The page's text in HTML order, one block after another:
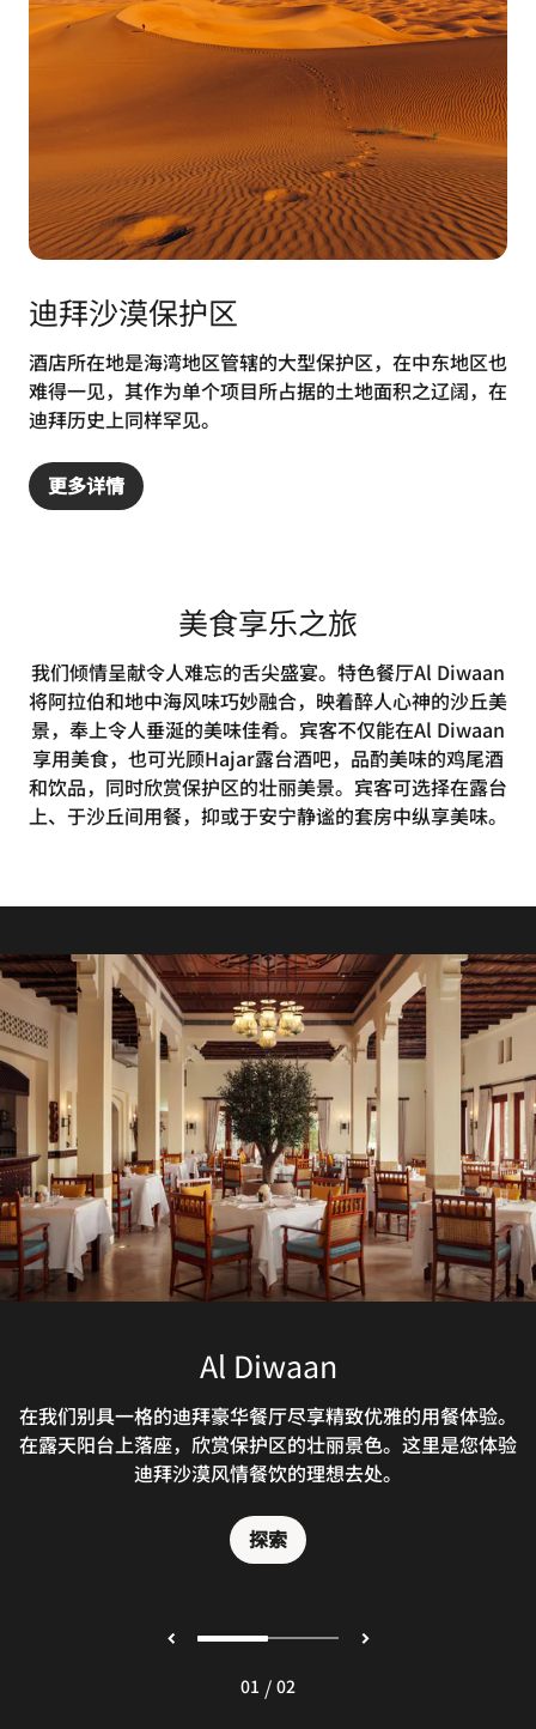
迪拜沙漠保护区
酒店所在地是海湾地区管辖的大型保护区，在中东地区也
难得一见，其作为单个项目所占据的土地面积之辽阔，在
迪拜历史上同样罕见。
更多详情
美食享乐之旅
我们倾情呈献令人难忘的舌尖盛宴。特色餐厅Al Diwaan
将阿拉伯和地中海风味巧妙融合，映着醉人心神的沙丘美
景，奉上令人垂涎的美味佳肴。宾客不仅能在Al Diwaan
享用美食，也可光顾Hajar露台酒吧，品酌美味的鸡尾酒
和饮品，同时欣赏保护区的壮丽美景。宾客可选择在露台
上、于沙丘间用餐，抑或于安宁静谧的套房中纵享美味。
Al Diwaan
在我们别具一格的迪拜豪华餐厅尽享精致优雅的用餐体验。
在露天阳台上落座，欣赏保护区的壮丽景色。这里是您体验
迪拜沙漠风情餐饮的理想去处。
探索
Hajar Terrace Bar
于静谧雅致的氛围中，细品手工调制鸡尾酒与精选饮品。从
露台远眺，迪拜沙漠保护区的壮阔景致尽收眼底；黄昏时
分，沙漠渐显生机，这里便是您惬意放松的静谧之所。
探索
01 / 02